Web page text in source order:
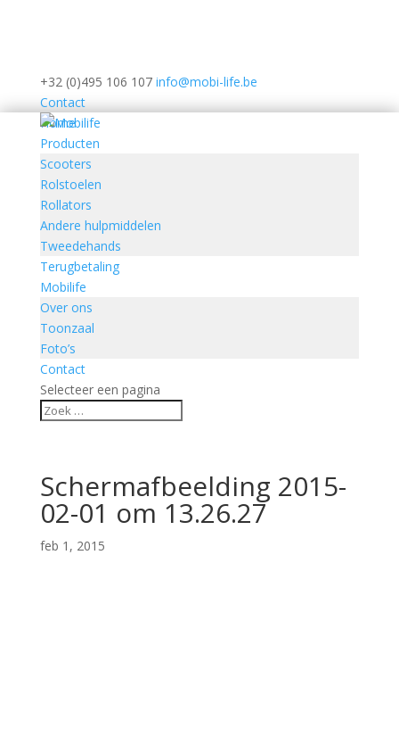
+32 (0)495 106 107 info@mobi-life.be
Contact
Home
Producten
Scooters
Rolstoelen
Rollators
Andere hulpmiddelen
Tweedehands
Terugbetaling
Mobilife
Over ons
Toonzaal
Foto’s
Contact
Selecteer een pagina
Schermafbeelding 2015-
02-01 om 13.26.27
feb 1, 2015